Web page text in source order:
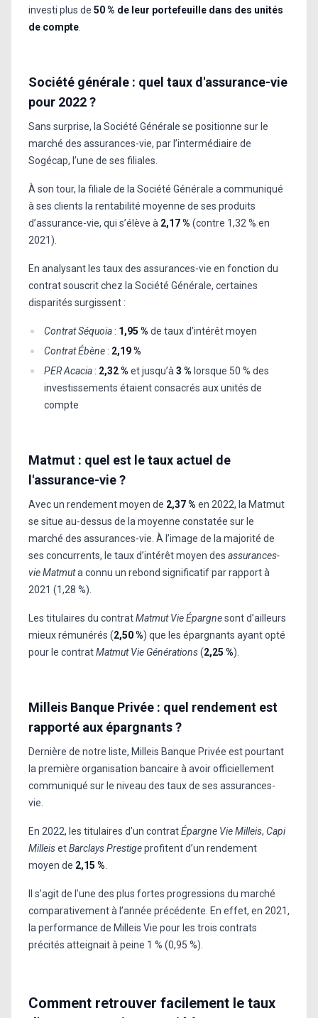
investi plus de 50 % de leur portefeuille dans des unités
de compte.
Société générale : quel taux d'assurance-vie
pour 2022 ?
Sans surprise, la Société Générale se positionne sur le
marché des assurances-vie, par l’intermédiaire de
Sogécap, l’une de ses filiales.
À son tour, la filiale de la Société Générale a communiqué
à ses clients la rentabilité moyenne de ses produits
d’assurance-vie, qui s’élève à 2,17 % (contre 1,32 % en
2021).
En analysant les taux des assurances-vie en fonction du
contrat souscrit chez la Société Générale, certaines
disparités surgissent :
Contrat Séquoia : 1,95 % de taux d’intérêt moyen
Contrat Ébène : 2,19 %
PER Acacia : 2,32 % et jusqu’à3 % lorsque 50 % des
investissements étaient consacrés aux unités de
compte
Matmut : quel est le taux actuel de
l'assurance-vie ?
Avec un rendement moyen de 2,37 % en 2022, la Matmut
se situe au-dessus de la moyenne constatée sur le
marché des assurances-vie. À l’image de la majorité de
ses concurrents, le taux d’intérêt moyen des assurances-
vie Matmuta connu un rebond significatif par rapport à
2021 (1,28 %).
Les titulaires du contratMatmut Vie Épargnesont d’ailleurs
mieux rémunérés (2,50 %) que les épargnants ayant opté
pour le contratMatmut Vie Générations(2,25 %).
Milleis Banque Privée : quel rendement est
rapporté aux épargnants ?
Dernière de notre liste, Milleis Banque Privée est pourtant
la première organisation bancaire à avoir officiellement
communiqué sur le niveau des taux de ses assurances-
vie.
En 2022, les titulaires d’un contratÉpargne Vie Milleis, Capi
MilleisetBarclays Prestigeprofitent d’un rendement
moyen de 2,15 %.
Il s’agit de l’une des plus fortes progressions du marché
comparativement à l’année précédente. En effet, en 2021,
la performance de Milleis Vie pour les trois contrats
précités atteignait à peine 1 % (0,95 %).
Comment retrouver facilement le taux